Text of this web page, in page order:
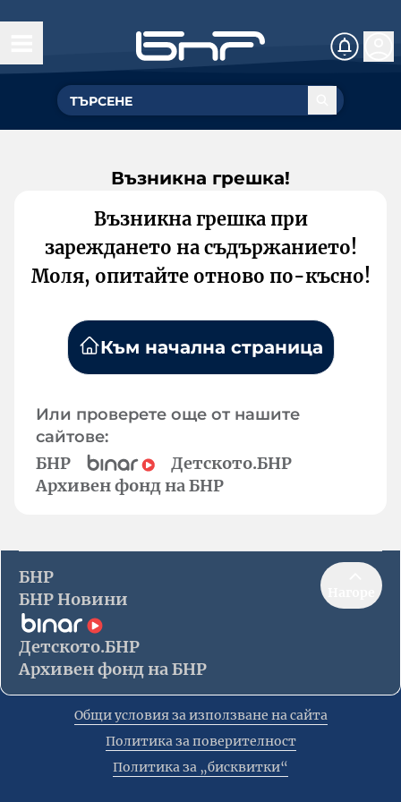
Възникна грешка!
Възникна грешка при
зареждането на съдържанието!
Моля, опитайте отново по-късно!
Към начална страница
Или проверете още от нашите
сайтове:
БНР
Детското.БНР
Архивен фонд на БНР
БНР
БНР Новини
Детското.БНР
Архивен фонд на БНР
Общи условия за използване на сайта
Политика за поверителност
Политика за „бисквитки“